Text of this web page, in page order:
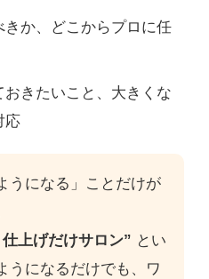
か、どこからプロに任
きたいこと、大きくな
応
うになる」ことだけが
上げだけサロン” とい
うになるだけでも、ワ